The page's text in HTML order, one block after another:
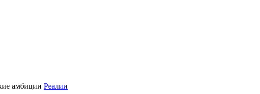
Реалии